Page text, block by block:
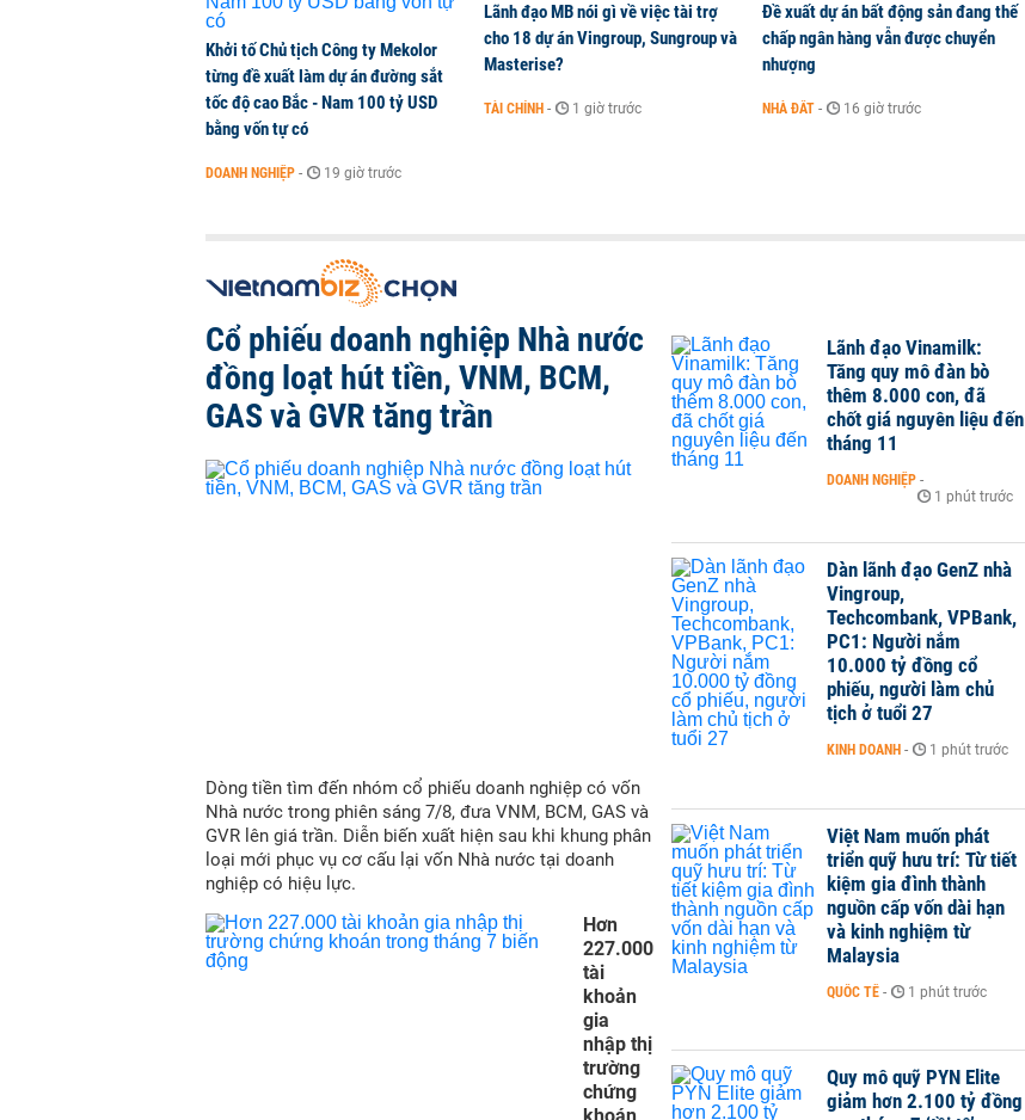
Khởi tố Chủ tịch Công ty Mekolor
từng đề xuất làm dự án đường sắt
tốc độ cao Bắc - Nam 100 tỷ USD
bằng vốn tự có
DOANH NGHIỆP - 19 giờ trước
Lãnh đạo MB nói gì về việc tài trợ
cho 18 dự án Vingroup, Sungroup và
Masterise?
TÀI CHÍNH - 1 giờ trước
Đề xuất dự án bất động sản đang thế
chấp ngân hàng vẫn được chuyển
nhượng
NHÀ ĐẤT - 16 giờ trước
Cổ phiếu doanh nghiệp Nhà nước
đồng loạt hút tiền, VNM, BCM,
GAS và GVR tăng trần
Dòng tiền tìm đến nhóm cổ phiếu doanh nghiệp có vốn
Nhà nước trong phiên sáng 7/8, đưa VNM, BCM, GAS và
GVR lên giá trần. Diễn biến xuất hiện sau khi khung phân
loại mới phục vụ cơ cấu lại vốn Nhà nước tại doanh
nghiệp có hiệu lực.
Hơn
227.000
tài
khoản
gia
nhập thị
trường
chứng
Lãnh đạo Vinamilk:
Tăng quy mô đàn bò
thêm 8.000 con, đã
chốt giá nguyên liệu đến
tháng 11
DOANH NGHIỆP -
1 phút trước
Dàn lãnh đạo GenZ nhà
Vingroup,
Techcombank, VPBank,
PC1: Người nắm
10.000 tỷ đồng cổ
phiếu, người làm chủ
tịch ở tuổi 27
KINH DOANH - 1 phút trước
Việt Nam muốn phát
triển quỹ hưu trí: Từ tiết
kiệm gia đình thành
nguồn cấp vốn dài hạn
và kinh nghiệm từ
Malaysia
QUỐC TẾ - 1 phút trước
Quy mô quỹ PYN Elite
giảm hơn 2.100 tỷ đồng